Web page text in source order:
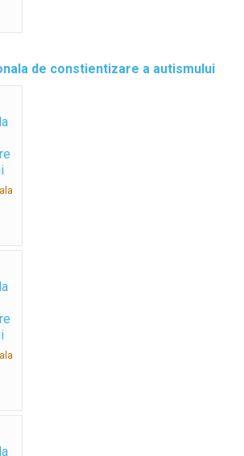
de constientizare a autismului